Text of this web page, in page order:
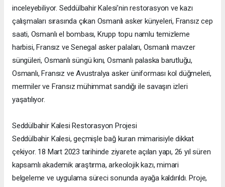
inceleyebiliyor. Seddülbahir Kalesi’nin restorasyon ve kazı
çalışmaları sırasında çıkan Osmanlı asker künyeleri, Fransız cep
saati, Osmanlı el bombası, Krupp topu namlu temizleme
harbisi, Fransız ve Senegal asker palaları, Osmanlı mavzer
süngüleri, Osmanlı süngü kını, Osmanlı palaska barutluğu,
Osmanlı, Fransız ve Avustralya asker üniforması kol düğmeleri,
mermiler ve Fransız mühimmat sandığı ile savaşın izleri
yaşatılıyor.
Seddülbahir Kalesi Restorasyon Projesi
Seddülbahir Kalesi, geçmişle bağ kuran mimarisiyle dikkat
çekiyor. 18 Mart 2023 tarihinde ziyarete açılan yapı, 26 yıl süren
kapsamlı akademik araştırma, arkeolojik kazı, mimari
belgeleme ve uygulama süreci sonunda ayağa kaldırıldı. Proje,